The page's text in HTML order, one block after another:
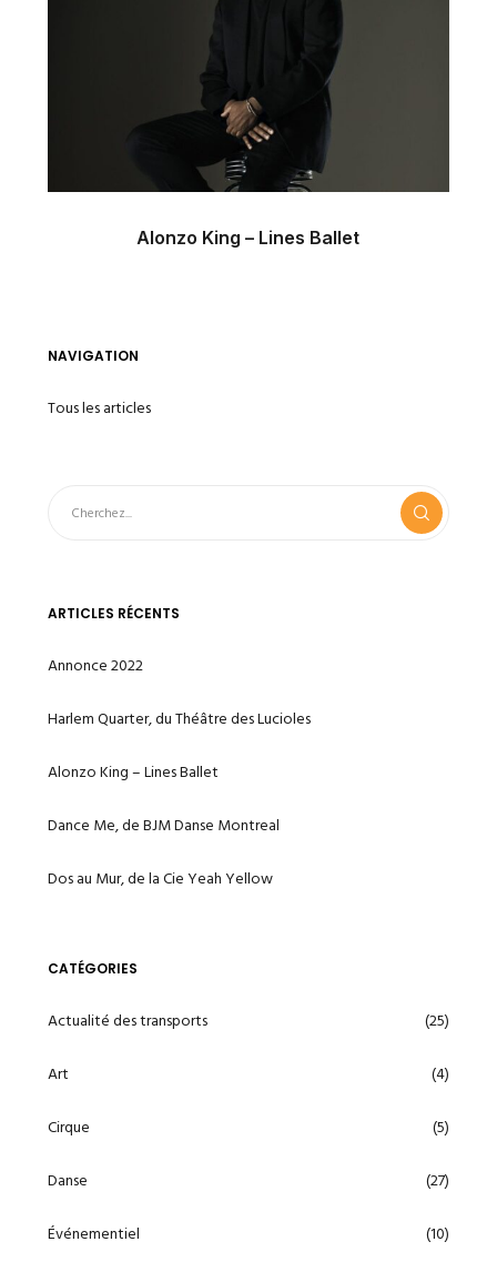
Alonzo King – Lines Ballet
NAVIGATION
Tous les articles
ARTICLES RÉCENTS
Annonce 2022
Harlem Quarter, du Théâtre des Lucioles
Alonzo King – Lines Ballet
Dance Me, de BJM Danse Montreal
Dos au Mur, de la Cie Yeah Yellow
CATÉGORIES
Actualité des transports (25)
Art (4)
Cirque (5)
Danse (27)
Événementiel (10)